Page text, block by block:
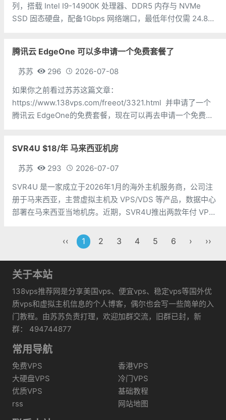
列，搭载 Intel I9-14900K 处理器、DDR5 内存与 NVMe
SSD 固态硬盘，配备1Gbps 网络端口，最低年付仅需 24.88
腾讯云 EdgeOne 可以多申请一个免费套餐了
苏苏 296
2026-07-08
如果你之前看过苏苏这篇文章：
https://www.138vps.com/freeot/3321.html 并申请了一个
腾讯云 EdgeOne的免费套餐，现在可以再去申请一个免费套
SVR4U $18/年 马来西亚机房
苏苏 293
2026-07-07
SVR4U 是一家成立于2026年1月的海外主机服务商，公司注
册于马来西亚，主营虚拟主机及 VPS/VDS 等产品，数据中心
部署在马来西亚当地机房。近期，SVR4U推出两款年付 VPS
Platinum）处理器与 SSD 固态硬盘，并同时
‹‹ 1 2 3 4 5 6 › ››
关于本站
138vps推荐网是分享美国vps、便宜vps、稳定vps等国外优
质vps和虚拟主机信息的个人博客，偶尔也会写一些简单的入
门教程。由苏苏负责打理，欢迎加群交流，旧群已封，新
群： 494744877
常用导航
免费VPS
香港VPS
大硬盘VPS
冷门VPS
优质VPS
基础教程
rss
网站地图